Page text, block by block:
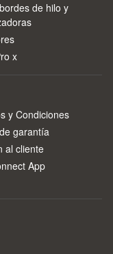
de hilo y
x
y Condiciones
garantía
al cliente
App